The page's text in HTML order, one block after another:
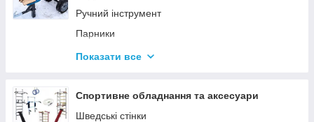
Ручний інструмент
Парники
Термоси
Показати все
Спортивне обладнання та аксесуари
Шведські стінки